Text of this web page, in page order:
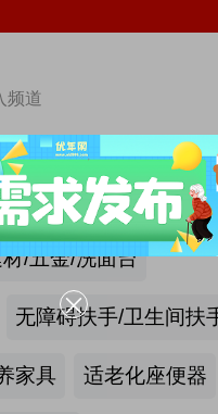
频道
板
/五金/洗面台
无障碍扶手/卫生间扶
家具 适老化座便器
找厂商
46届西部国际医疗器